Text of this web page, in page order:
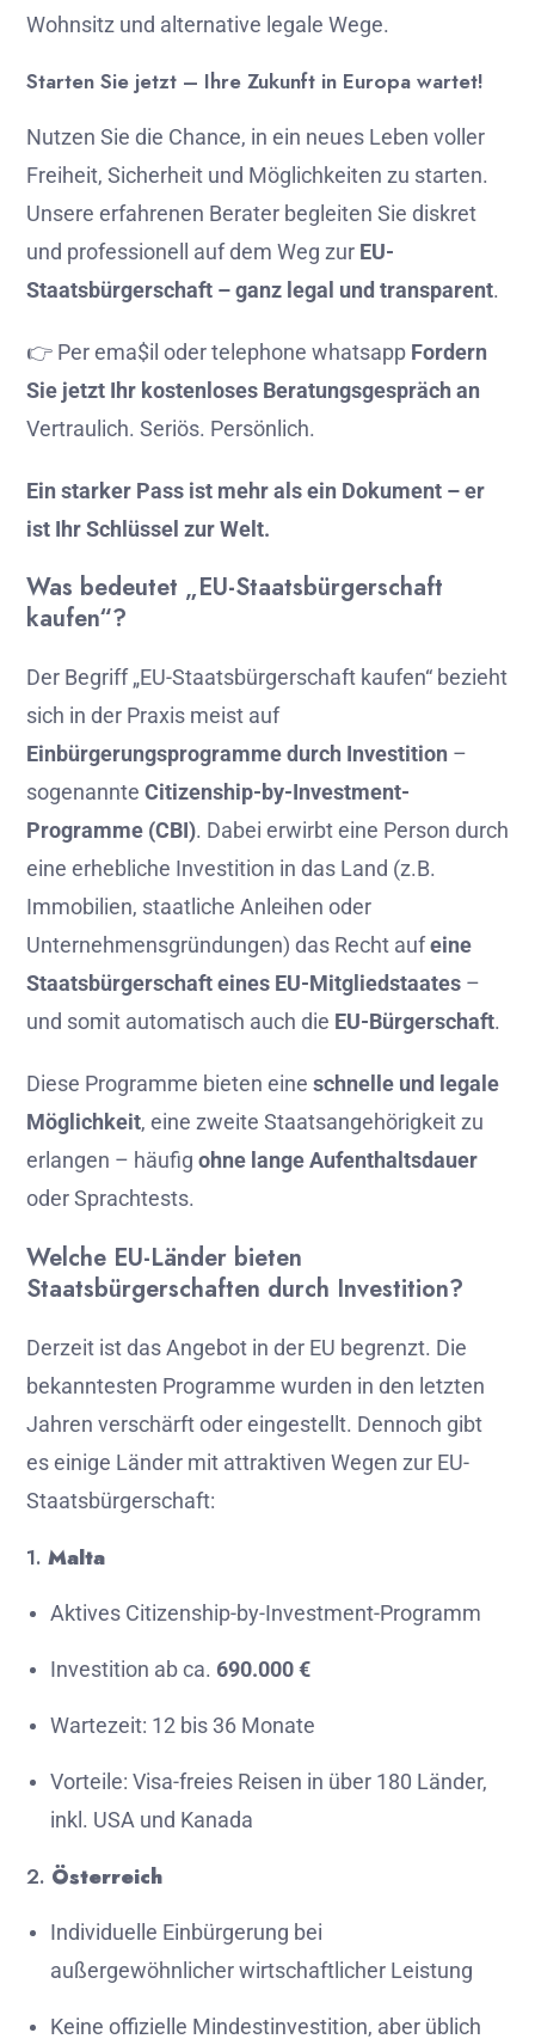
Wohnsitz und alternative legale Wege.
Starten Sie jetzt – Ihre Zukunft in Europa wartet!
Nutzen Sie die Chance, in ein neues Leben voller
Freiheit, Sicherheit und Möglichkeiten zu starten.
Unsere erfahrenen Berater begleiten Sie diskret
und professionell aufdem Weg zur EU-
Staatsbürgerschaft –ganz legal und transparent.
👉 Per ema$il oder telephone whatsapp Fordern
Sie jetzt Ihr kostenloses Beratungsgespräch an
Vertraulich. Seriös. Persönlich.
Ein starker Pass ist mehralsein Dokument –er
ist IhrSchlüssel zurWelt.
Was bedeutet „EU-Staatsbürgerschaft
kaufen“?
Der Begriff „EU-Staatsbürgerschaft kaufen“ bezieht
sich in der Praxis meist auf
Einbürgerungsprogrammedurch Investition –
sogenannte Citizenship-by-Investment-
Programme (CBI). Dabei erwirbteine Person durch
eine erhebliche Investition in das Land (z.B.
Immobilien, staatliche Anleihen oder
Unternehmensgründungen) das Recht aufeine
Staatsbürgerschafteines EU-Mitgliedstaates –
und somit automatisch auch die EU-Bürgerschaft.
Diese Programme bieten eine schnelle und legale
Möglichkeit, eine zweite Staatsangehörigkeit zu
erlangen – häufig ohne langeAufenthaltsdauer
oderSprachtests.
Welche EU-Länder bieten
Staatsbürgerschaften durch Investition?
Derzeit istdasAngebot in der EU begrenzt. Die
bekanntesten Programme wurden in den letzten
Jahren verschärftodereingestellt. Dennoch gibt
eseinige Länder mit attraktiven Wegen zur EU-
Staatsbürgerschaft:
1. Malta
Aktives Citizenship-by-Investment-Programm
Investition abca. 690.000 €
Wartezeit: 12 bis 36 Monate
Vorteile: Visa-freies Reisen in über 180 Länder,
inkl. USA und Kanada
2. Österreich
Individuelle Einbürgerung bei
außergewöhnlicherwirtschaftlicher Leistung
Keine offizielle Mindestinvestition, aber üblich